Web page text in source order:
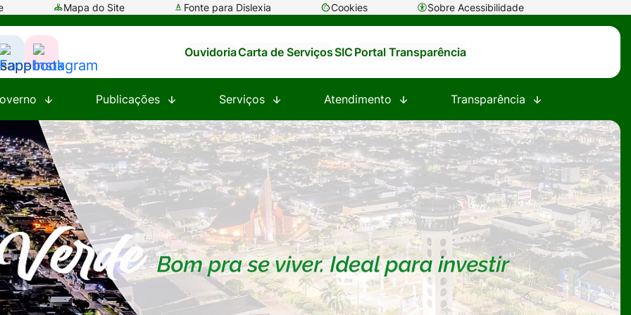
Mapa do Site Fonte para Dislexia Cookies
Abrir
de
cookies
Sobre Acessibilidade
Acessar
a
Rede
Social
Facebook
Acessar
a
Rede
Social
Instagram
OuvidoriaCarta de ServiçosSIC Portal Transparência
Publicações Serviços Atendimento Transparência